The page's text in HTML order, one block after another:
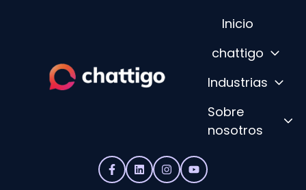
Inicio
chattigo
Industrias
Sobre
nosotros